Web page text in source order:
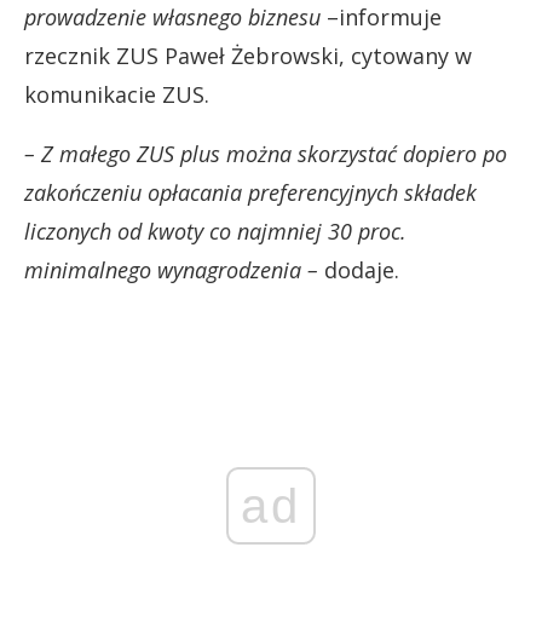
prowadzenie własnego biznesu –informuje
rzecznik ZUS Paweł Żebrowski, cytowany w
komunikacie ZUS.
– Z małego ZUS plus można skorzystać dopiero po
zakończeniu opłacania preferencyjnych składek
liczonych od kwoty co najmniej 30 proc.
minimalnego wynagrodzenia – dodaje.
ad